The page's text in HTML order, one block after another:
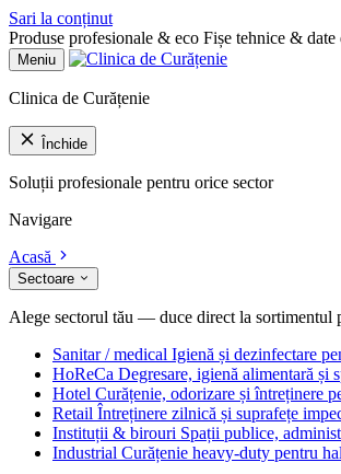
Sari la conținut
Produse profesionale & eco Fișe tehnice &
Meniu
Clinica de Curățenie
Închide
Soluții profesionale pentru orice sector
Navigare
Acasă
Sectoare
Alege sectorul tău — duce direct la sortimentul
Sanitar / medical Igienă și dezinfectare
HoReCa Degresare, igienă alimentară și
Hotel Curățenie, odorizare și întreținere
Retail Întreținere zilnică și suprafețe
Instituții & birouri Spații publice,
Industrial Curățenie heavy-duty pentru